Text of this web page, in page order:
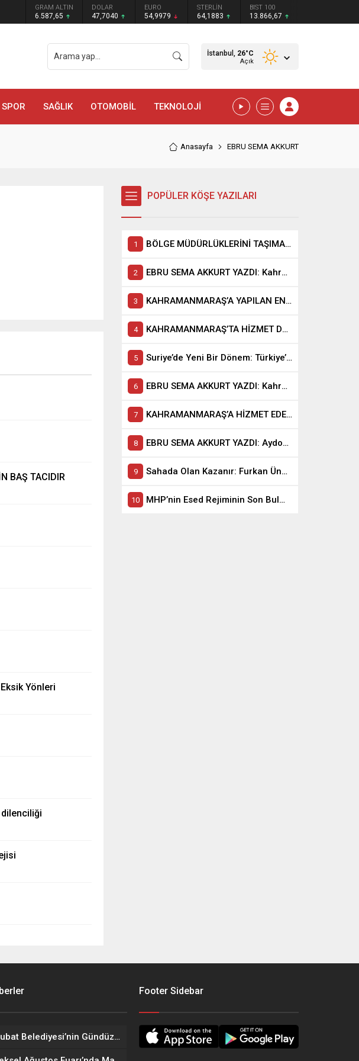
GRAM ALTIN
6.587,65
DOLAR
47,7040
EURO
54,9979
STERLİN
64,1883
BIST 100
13.866,67
İstanbul, 26°C
Açık
SPOR SAĞLIK OTOMOBİL TEKNOLOJİ
Anasayfa EBRU SEMA AKKURT
BAŞ TACIDIR
Yönleri
dilenciliği
POPÜLER KÖŞE YAZILARI
BÖLGE MÜDÜRLÜKLERİNİ TAŞIMAK, KAHRAMANMARAŞ’A İHANETTİR
EBRU SEMA AKKURT YAZDI: Kahramanmaraş İçin 10 Yıl Şart: Mücbir Sebep uzatılsın dilenciliği
KAHRAMANMARAŞ’A YAPILAN EN BÜYÜK KÖTÜLÜK, REVA GÖRÜLEN BU MU?
KAHRAMANMARAŞ’TA HİZMET DEĞİL, DEDİKODU SİYASETİ KAZANIYOR
Suriye’de Yeni Bir Dönem: Türkiye’nin Tarihi Sorumluluğu
EBRU SEMA AKKURT YAZDI: Kahramanmaraş’ın Hanımefendisi: Tuba Köksal
KAHRAMANMARAŞ’A HİZMET EDEN KİM, KOLTUĞUNU KORUYAN KİM?
EBRU SEMA AKKURT YAZDI: Aydoğar: “Kahramanmaraş’ın geleceği ortak akılda”
Sahada Olan Kazanır: Furkan Ünaldı Örneği
MHP’nin Esed Rejiminin Son Bulmasındaki Rolü ve Cumhur İttifakı’nın Bölgesel Stratejisi
Onikişubat Belediyesi’nin Gündüz Bakımevi’nde yeni dönemin ön kayıtları başladı
Footer Sidebar